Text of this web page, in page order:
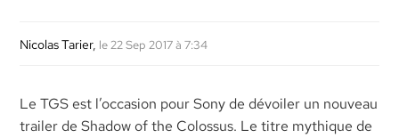
Nicolas Tarier, le 22 Sep 2017 à 7:34
Le TGS est l’occasion pour Sony de dévoiler un nouveau
trailer de Shadow of the Colossus. Le titre mythique de